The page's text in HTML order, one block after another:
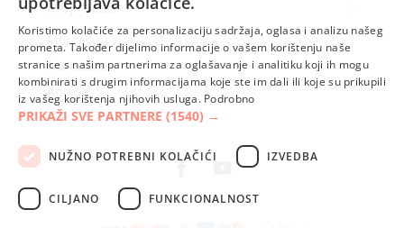
Moj račun
Moj račun
Narudžbe
Adrese
Koristimo kolačiće za personalizaciju sadržaja, oglasa i analizu našeg
prometa. Također dijelimo informacije o vašem korištenju naše
stranice s našim partnerima za oglašavanje i analitiku koji ih mogu
kombinirati s drugim informacijama koje ste im dali ili koje su prikupili
iz vašeg korištenja njihovih usluga. Podrobno
PRIKAŽI SVE PARTNERE (1540) →
NUŽNO POTREBNI KOLAČIĆI IZVEDBA
CILJANO FUNKCIONALNOST